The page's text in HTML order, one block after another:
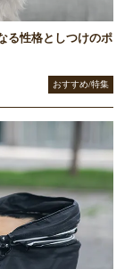
る性格としつけのポ
おすすめ/特集